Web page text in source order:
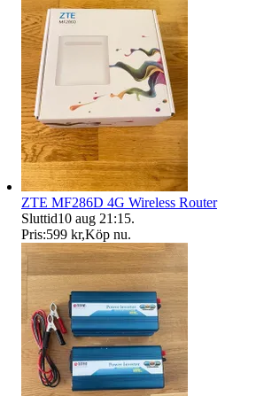
ZTE MF286D 4G Wireless Router
Sluttid10 aug 21:15.
Pris:599 kr,Köp nu.